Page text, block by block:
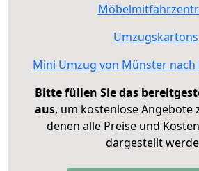
Umzugskartons
Mini Umzug von Münster
Bitte füllen Sie das
aus, um kostenlose Angebote
denen alle Preise und
dargestellt